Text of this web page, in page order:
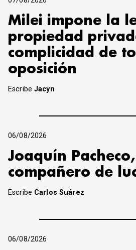
Milei impone la
propiedad
complicidad de
oposición
EscribeJacyn
06/08/2026
Joaquín Pacheco,
compañero de
Escribe Carlos Suárez
06/08/2026